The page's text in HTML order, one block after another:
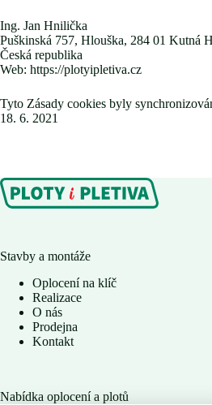
Ing. Jan Hnilička
Puškinská 757, Hlouška, 284 01 Kutná
Česká republika
Web: https://plotyipletiva.cz
Tyto Zásady cookies byly
18. 6. 2021
Stavby a montáže
Oplocení na klíč
Realizace
O nás
Prodejna
Kontakt
Nabídka oplocení a plotů